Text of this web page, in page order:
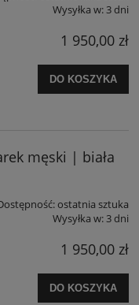
Wysyłka w:3 dni
1 950,00 zł
DO KOSZYKA
męski | biała
ostatnia sztuka
Wysyłka w:3 dni
1 950,00 zł
DO KOSZYKA